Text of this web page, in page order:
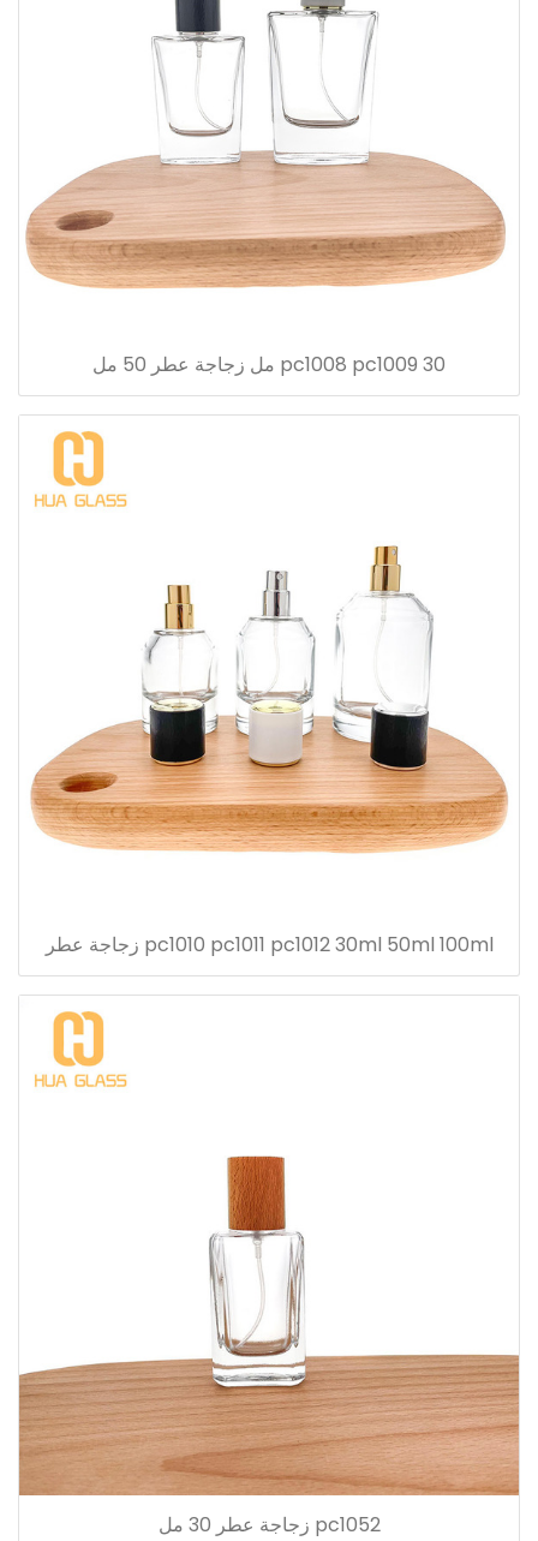
pc1008 pc1009 30 مل زجاجة عطر 50 مل
pc1010 pc1011 pc1012 30ml 50ml 100ml زجاجة عطر
pc1052 زجاجة عطر 30 مل